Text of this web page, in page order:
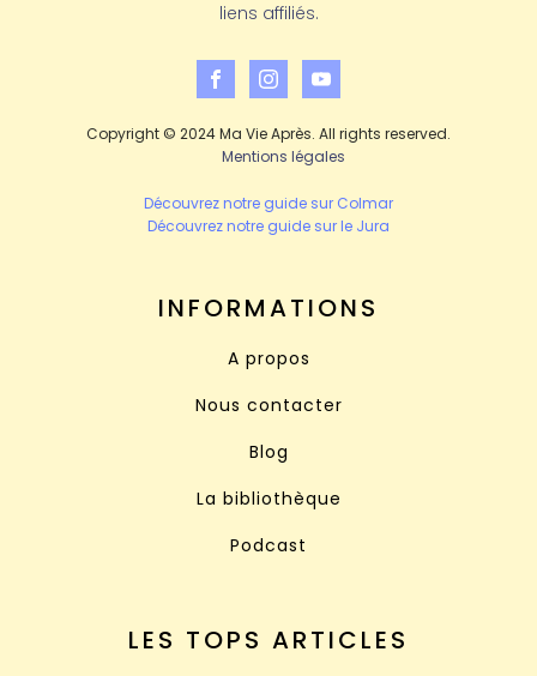
liens affiliés.
Copyright © 2024 Ma Vie Après. All rights reserved.
Mentions légales
Découvrez notre guide sur Colmar
Découvrez notre guide sur le Jura
INFORMATIONS
A propos
Nous contacter
Blog
La bibliothèque
Podcast
LES TOPS ARTICLES